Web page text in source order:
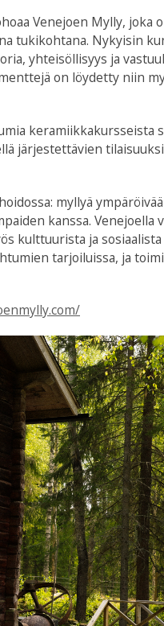
Venejoen Mylly,
tukikohtana. Nykyisin
yhteisöllisyys ja
on löydetty niin
keramiikkakursseista
järjestettävien
myllyä
kanssa. Venejoella
kulttuurista ja
tarjoiluissa, ja